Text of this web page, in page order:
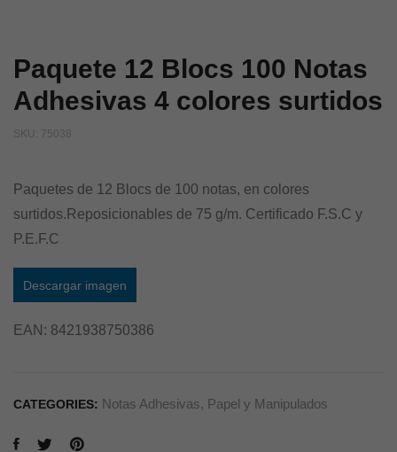
Paquete 12 Blocs 100 Notas
Adhesivas 4 colores surtidos
SKU: 75038
Paquetes de 12 Blocs de 100 notas, en colores
surtidos.Reposicionables de 75 g/m. Certificado F.S.C y
P.E.F.C
Descargar imagen
EAN: 8421938750386
CATEGORIES: Notas Adhesivas, Papel y Manipulados